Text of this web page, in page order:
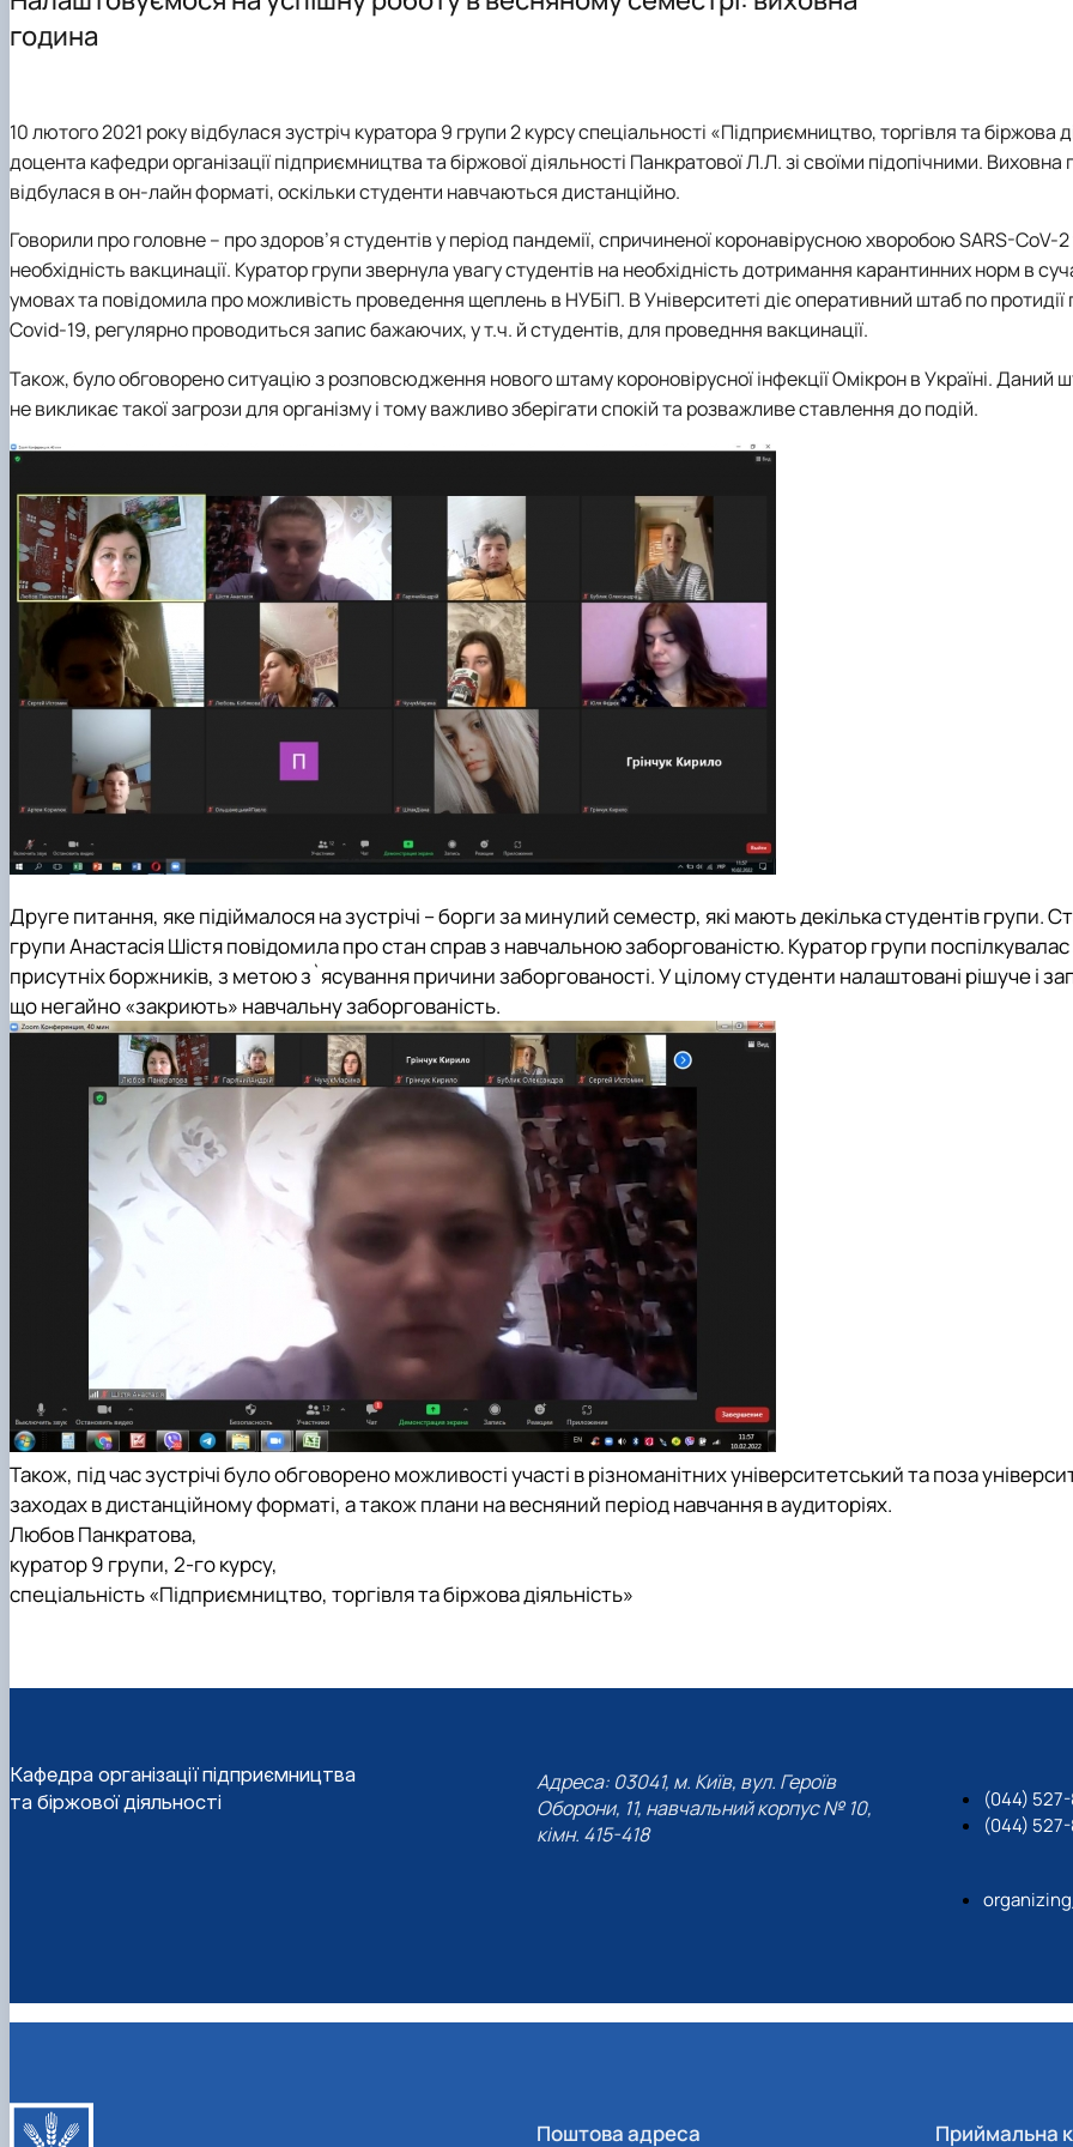
Положення про ННВЛ "Біржової діяльності і торгівлі"
Відеоматеріали
ГОСТЬОВА ЛЕКЦІЯ ВАЛЕНТИНИ ЯВОРСЬКОЇ – ГАРАНТА
Практична підготовка
Тематика магістерських робіт
PhD
Сертифікат про акредитацію освітньої програми
Події
Події
TOPAS: ПОГЛИБЛЮЄМО ПРАКТИЧНО-ОРІЄНТОВАНЕ НАВЧАННЯ
Інше
година
10 лютого 2021 рокувідбулася зустріч куратора 9 групи 2 курсу спеціальності «Підприємництво, торгівля та біржова
доцента кафедри організації підприємництва та біржової діяльності Панкратової Л.Л. зі своїми підопічними. Виховна
відбулася в он-лайн форматі, оскільки студенти навчаються дистанційно.
Говорили про головне – про здоров’я студентів у період пандемії, спричиненої коронавірусною хворобою SARS-CoV-2
необхідність вакцинації. Куратор групи звернула увагу студентів на необхідність дотримання карантинних норм в
умовах та повідомила про можливість проведення щеплень в НУБіП. В Університеті діє оперативний штаб по протидії
Covid-19, регулярно проводиться запис бажаючих, у т.ч. й студентів, для проведння вакцинації.
Також, було обговорено ситуацію з розповсюдження нового штаму короновірусної інфекції Омікрон в Україні. Даний
не викликає такої загрози для організму і тому важливо зберігати спокій та розважливе ставлення до подій.
Друге питання, яке підіймалося на зустрічі – борги за минулий семестр, які мають декілька студентів групи.
групи Анастасія Шістя повідомила про стан справ з навчальною заборгованістю. Куратор групи
присутніх боржників, з метою з`ясування причини заборгованості. У цілому студенти налаштовані рішуче і
що негайно «закриють» навчальну заборгованість.
Також, під час зустрічі було обговорено можливості участі в різноманітних університетський та поза
заходах в дистанційному форматі, а також плани на весняний період навчання в аудиторіях.
Любов Панкратова,
куратор 9 групи, 2-го курсу,
спеціальність «Підприємництво, торгівля та біржова діяльність»
Кафедра організації підприємництва
та біржової діяльності
Адреса: 03041, м. Київ, вул. Героїв
Оборони, 11, навчальний корпус № 10,
кімн. 415-418
(044)
(044)
Поштова адреса Приймальна